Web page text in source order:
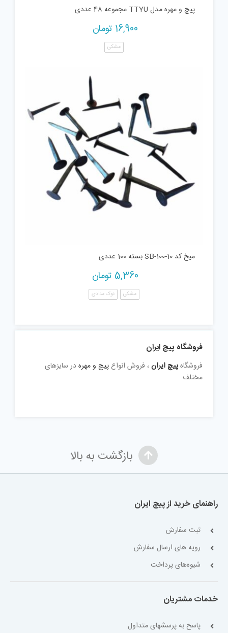
پیچ و مهره مدل TTYU مجموعه 48 عددی
16,900 تومان
مشکی
میخ کد 10-100-SB بسته 100 عددی
5,360 تومان
مشکی نوک مدادی
فروشگاه پیچ ایران
فروشگاهپیچ ایران، فروش انواع پیچ و مهرهدر سایزهای
مختلف
بازگشت به بالا
راهنمای خرید از پیچ ایران
ثبت سفارش
رویه های ارسال سفارش
شیوه‌های پرداخت
خدمات مشتریان
پاسخ به پرسشهای متداول